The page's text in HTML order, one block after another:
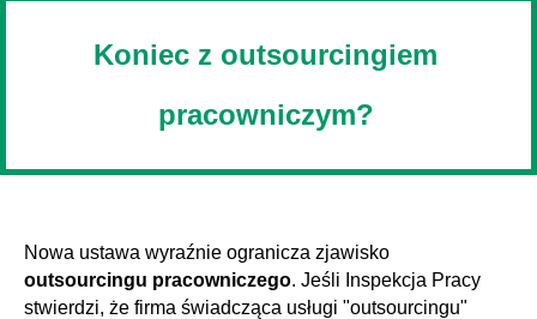
Koniec z outsourcingiem
pracowniczym?
Nowa ustawa wyraźnie ogranicza zjawisko
outsourcingu pracowniczego. Jeśli Inspekcja Pracy
stwierdzi, że firma świadcząca usługi "outsourcingu"